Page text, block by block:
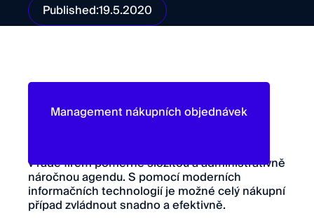
Published:19.5.2020
v řadě firem poměrně složitou a administrativně
náročnou agendu. S pomocí moderních
informačních technologií je možné celý nákupní
případ zvládnout snadno a efektivně.
Management nákupních objednávek